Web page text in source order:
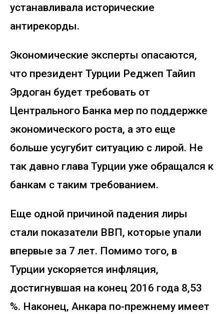
устанавливала исторические
антирекорды.
Экономические эксперты опасаются,
что президент Турции Реджеп Тайип
Эрдоган будет требовать от
Центрального Банка мер по поддержке
экономического роста, а это еще
больше усугубит ситуацию с лирой. Не
так давно глава Турции уже обращался к
банкам с таким требованием.
Еще одной причиной падения лиры
стали показатели ВВП, которые упали
впервые за 7 лет. Помимо того, в
Турции ускоряется инфляция,
достигнувшая на конец 2016 года 8,53
%. Наконец, Анкара по-прежнему имеет